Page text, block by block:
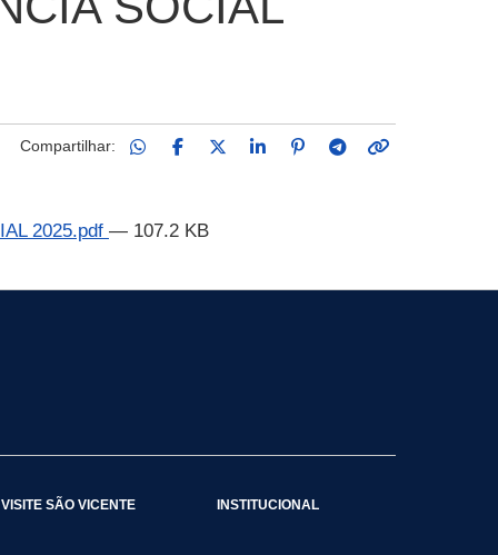
Compartilhar:
2025.pdf — 107.2 KB
VISITE SÃO VICENTE INSTITUCIONAL